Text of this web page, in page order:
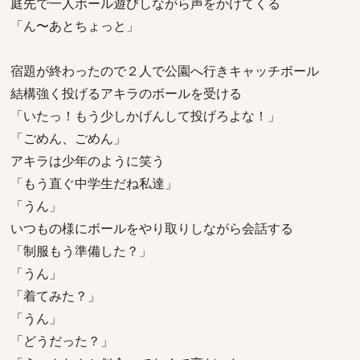
「ん〜あとちょっと」
宿題が終わったので２人で公園へ行きキャッチボール
結構強く投げるアキラのボールを受ける
「いたっ！もう少しかげんして投げろよな！」
「ごめん、ごめん」
アキラは少年のように笑う
「もう直ぐ中学生だね私達」
「うん」
いつもの様にボールをやり取りしながら会話する
「制服もう準備した？」
「うん」
「着てみた？」
「うん」
「どうだった？」